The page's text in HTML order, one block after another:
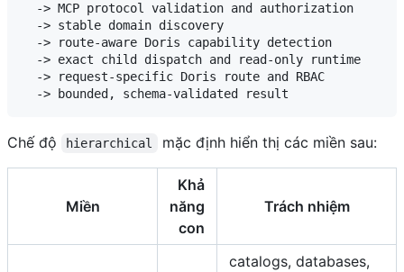
  -> MCP protocol validation and authorization
  -> stable domain discovery
  -> route-aware Doris capability detection
  -> exact child dispatch and read-only runtime
  -> request-specific Doris route and RBAC
Chế độ hierarchical mặc định hiển thị các miền sau:
Miền
Khả
năng
con
Trách nhiệm
catalogs, databases,